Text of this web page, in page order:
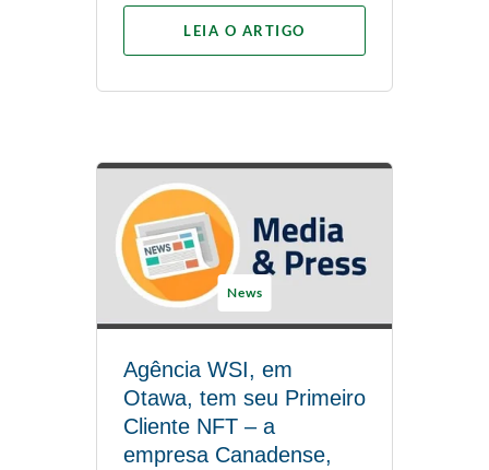
LEIA O ARTIGO
News
Agência WSI, em
Otawa, tem seu Primeiro
Cliente NFT – a
empresa Canadense,